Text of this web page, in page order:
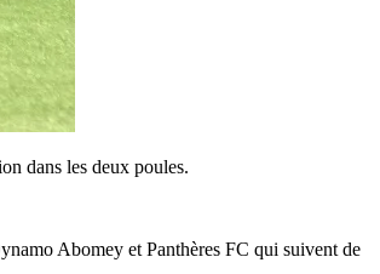
dans les deux poules.
Abomey et Panthères FC qui suivent de